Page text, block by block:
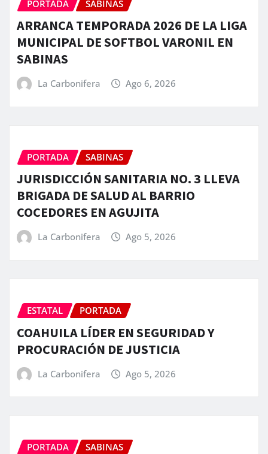
PORTADA SABINAS
ARRANCA TEMPORADA 2026 DE LA LIGA
MUNICIPAL DE SOFTBOL VARONIL EN
SABINAS
La Carbonifera Ago 6, 2026
PORTADA SABINAS
JURISDICCIÓN SANITARIA NO. 3 LLEVA
BRIGADA DE SALUD AL BARRIO
COCEDORES EN AGUJITA
La Carbonifera Ago 5, 2026
ESTATAL PORTADA
COAHUILA LÍDER EN SEGURIDAD Y
PROCURACIÓN DE JUSTICIA
La Carbonifera Ago 5, 2026
PORTADA SABINAS